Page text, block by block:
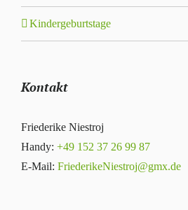
Kindergeburtstage
Kontakt
Friederike Niestroj
Handy: +49 152 37 26 99 87
E-Mail: FriederikeNiestroj@gmx.de